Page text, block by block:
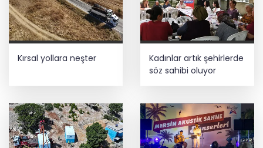
İş Bankası Grubu üst yönetiminde görev
değişimi
Trabzon iklim ve enerji ağında
başlıyor
Kırsal yollara neşter
Kadınlar artık şehirlerde
söz sahibi oluyor